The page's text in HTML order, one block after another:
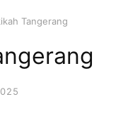
Tangerang